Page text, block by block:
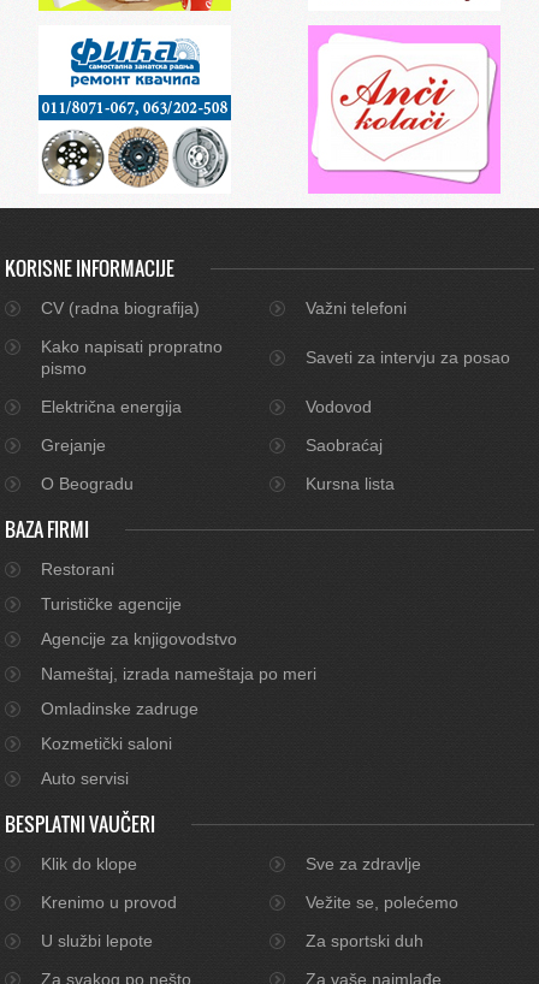
KORISNE INFORMACIJE
CV (radna biografija)
Važni telefoni
Kako napisati propratno
pismo
Saveti za intervju za posao
Električna energija
Vodovod
Grejanje
Saobraćaj
O Beogradu
Kursna lista
BAZA FIRMI
Restorani
Turističke agencije
Agencije za knjigovodstvo
Nameštaj, izrada nameštaja po meri
Omladinske zadruge
Kozmetički saloni
Auto servisi
BESPLATNI VAUČERI
Klik do klope
Sve za zdravlje
Krenimo u provod
Vežite se, polećemo
U službi lepote
Za sportski duh
Za svakog po nešto
Za vaše najmlađe